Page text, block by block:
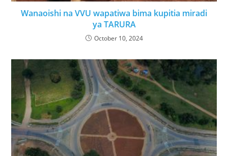
Wanaoishi na VVU wapatiwa bima kupitia miradi
ya TARURA
October 10, 2024